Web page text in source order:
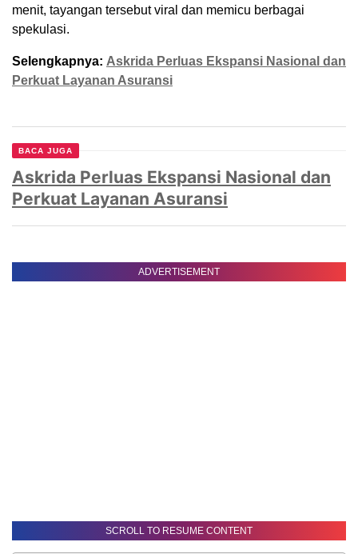
menit, tayangan tersebut viral dan memicu berbagai
spekulasi.
Selengkapnya: Askrida Perluas Ekspansi Nasional dan
Perkuat Layanan Asuransi
BACA JUGA
Askrida Perluas Ekspansi Nasional dan
Perkuat Layanan Asuransi
ADVERTISEMENT
SCROLL TO RESUME CONTENT